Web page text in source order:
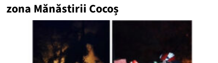
zona Mănăstirii Cocoș